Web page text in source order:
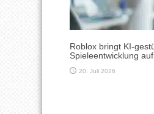
Roblox bringt KI-
Spieleentwicklung
20. Juli 2026